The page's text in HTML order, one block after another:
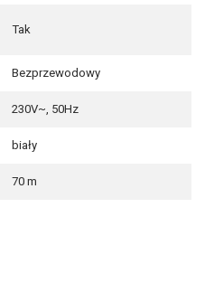
Tak
Bezprzewodowy
230V~, 50Hz
biały
70 m